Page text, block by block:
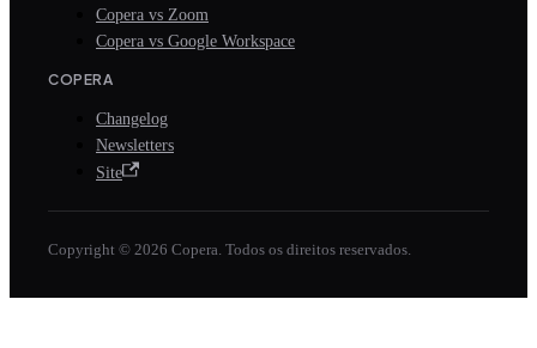
Copera vs Zoom
Copera vs Google Workspace
COPERA
Changelog
Newsletters
Site
Copyright © 2026 Copera. Todos os direitos reservados.